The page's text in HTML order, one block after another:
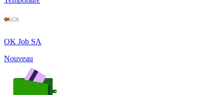
OK Job SA
Nouveau